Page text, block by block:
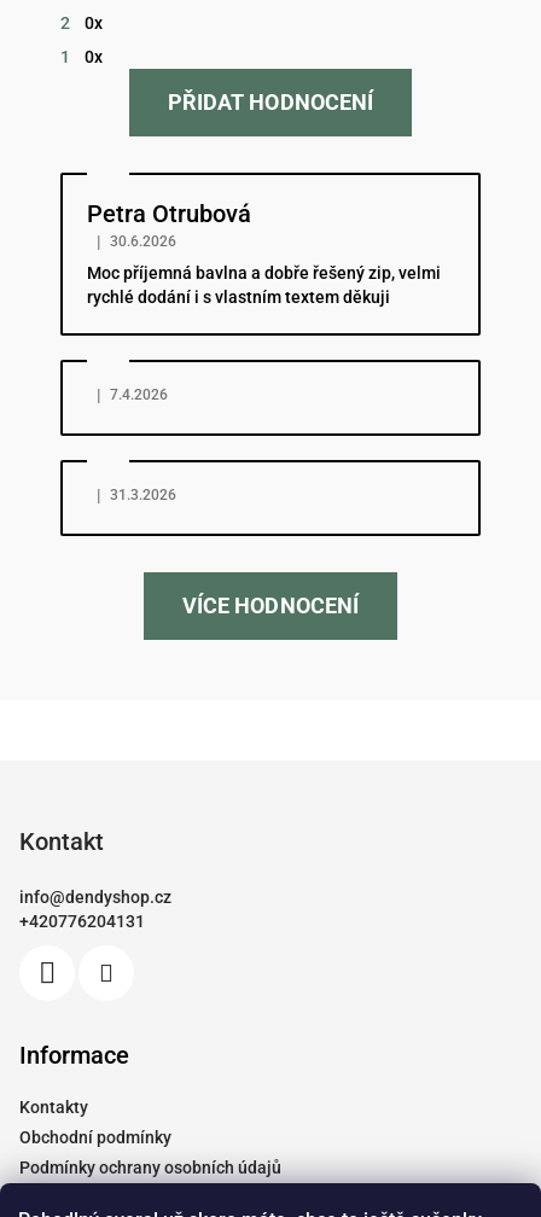
2
0x
1
0x
PŘIDAT HODNOCENÍ
Petra Otrubová
Hodnocení obchodu je 5 z 5 hvězdiček.
| 30.6.2026
Moc příjemná bavlna a dobře řešený zip, velmi
rychlé dodání i s vlastním textem děkuji
Hodnocení obchodu je 5 z 5 hvězdiček.
| 7.4.2026
Hodnocení obchodu je 5 z 5 hvězdiček.
| 31.3.2026
VÍCE HODNOCENÍ
Kontakt
info@dendyshop.cz
+420776204131
Informace
Kontakty
Obchodní podmínky
Podmínky ochrany osobních údajů